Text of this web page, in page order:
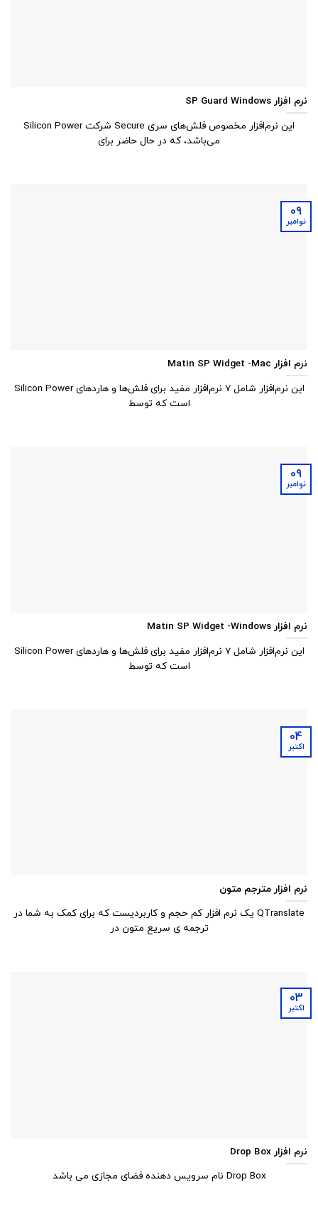
نرم افزار SP Guard Windows
این نرم‌افزار مخصوص فلش‌های سری Secure شرکت Silicon Power
می‌باشد، که در حال حاضر برای
نرم افزار Matin SP Widget -Mac
این نرم‌افزار شامل 7 نرم‌افزار مفید برای فلش‌ها و هاردهای Silicon Power
است که توسط
09
نوامبر
نرم افزار Matin SP Widget -Windows
این نرم‌افزار شامل 7 نرم‌افزار مفید برای فلش‌ها و هاردهای Silicon Power
است که توسط
09
نوامبر
نرم افزار مترجم متون
QTranslate یک نرم افزار کم حجم و کاربردیست که برای کمک به شما در
ترجمه ی سریع متون در
04
اکتبر
نرم افزار Drop Box
Drop Box نام سرویس دهنده فضای مجازی می باشد
03
اکتبر